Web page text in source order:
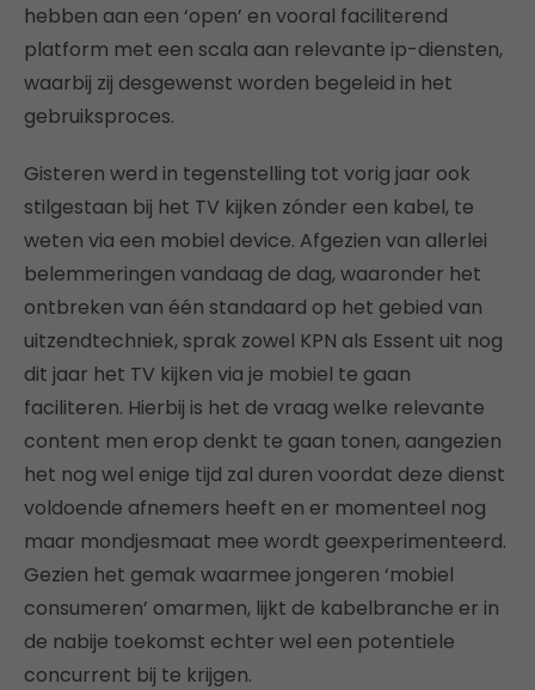
hebben aan een ‘open’ en vooral faciliterend
platform met een scala aan relevante ip-diensten,
waarbij zij desgewenst worden begeleid in het
gebruiksproces.
Gisteren werd in tegenstelling tot vorig jaar ook
stilgestaan bij het TV kijken zónder een kabel, te
weten via een mobiel device. Afgezien van allerlei
belemmeringen vandaag de dag, waaronder het
ontbreken van één standaard op het gebied van
uitzendtechniek, sprak zowel KPN als Essent uit nog
dit jaar het TV kijken via je mobiel te gaan
faciliteren. Hierbij is het de vraag welke relevante
content men erop denkt te gaan tonen, aangezien
het nog wel enige tijd zal duren voordat deze dienst
voldoende afnemers heeft en er momenteel nog
maar mondjesmaat mee wordt geexperimenteerd.
Gezien het gemak waarmee jongeren ‘mobiel
consumeren’ omarmen, lijkt de kabelbranche er in
de nabije toekomst echter wel een potentiele
concurrent bij te krijgen.